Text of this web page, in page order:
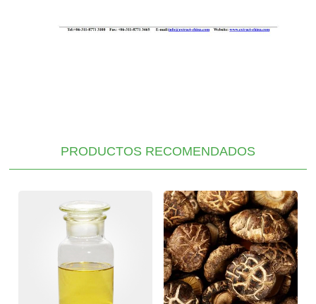
PRODUCTOS RECOMENDADOS